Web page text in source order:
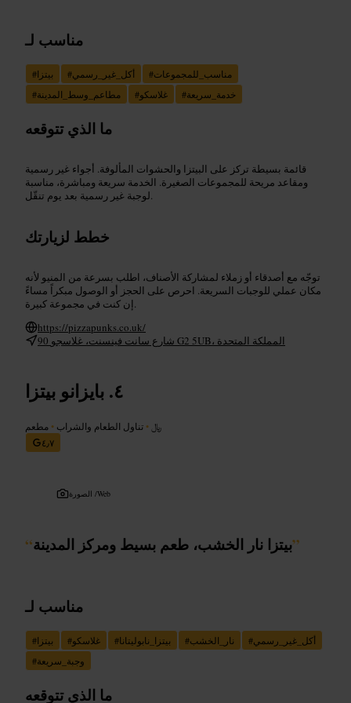
مناسب لـ
#بيتزا #أكل_غير_رسمي #مناسب_للمجموعات
#مطاعم_وسط_المدينة #غلاسكو #خدمة_سريعة
ما الذي تتوقعه
قائمة بسيطة تركز على البيتزا والحشوات المألوفة. أجواء غير رسمية
ومقاعد مريحة للمجموعات الصغيرة. الخدمة سريعة ومباشرة، مناسبة
لوجبة غير رسمية بعد يوم تنقّل.
خطط لزيارتك
توجّه مع أصدقاء أو زملاء لمشاركة الأصناف، اطلب بسرعة من المنيو لأنه
مكان عملي للوجبات السريعة. احرص على الحجز أو الوصول مبكراً مساءً
إن كنت في مجموعة كبيرة.
https://pizzapunks.co.uk/
90 شارع سانت فينسنت، غلاسجو G2 5UB، المملكة المتحدة
بايزانو بيتزا
﷼ • تناول الطعام والشراب • مطعم
٤٫٧
الصورة /Web
“بيتزا نار الخشب، طعم بسيط ومركز المدينة”
مناسب لـ
#بيتزا #غلاسكو #بيتزا_نابوليتانا #نار_الخشب #أكل_غير_رسمي
#وجبة_سريعة
ما الذي تتوقعه